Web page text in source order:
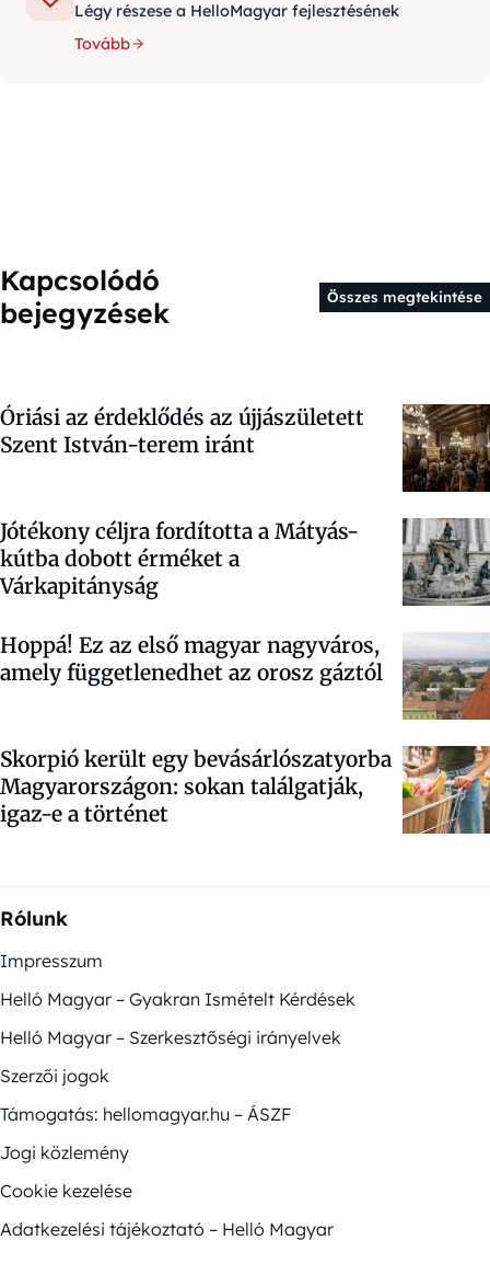
Légy részese a HelloMagyar fejlesztésének
Tovább
Kapcsolódó
bejegyzések
Összes megtekintése
Óriási az érdeklődés az újjászületett
Szent István-terem iránt
Jótékony céljra fordította a Mátyás-
kútba dobott érméket a
Várkapitányság
Hoppá! Ez az első magyar nagyváros,
amely függetlenedhet az orosz gáztól
Skorpió került egy bevásárlószatyorba
Magyarországon: sokan találgatják,
igaz-e a történet
Rólunk
Impresszum
Helló Magyar – Gyakran Ismételt Kérdések
Helló Magyar – Szerkesztőségi irányelvek
Szerzői jogok
Támogatás: hellomagyar.hu – ÁSZF
Jogi közlemény
Cookie kezelése
Adatkezelési tájékoztató – Helló Magyar